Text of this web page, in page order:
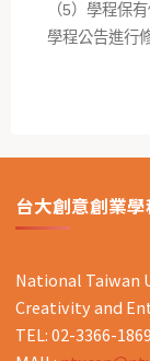
（5）學程保
學程公告進行
台大創意創業學
National Taiwan
Creativity and
TEL: 02-3366-